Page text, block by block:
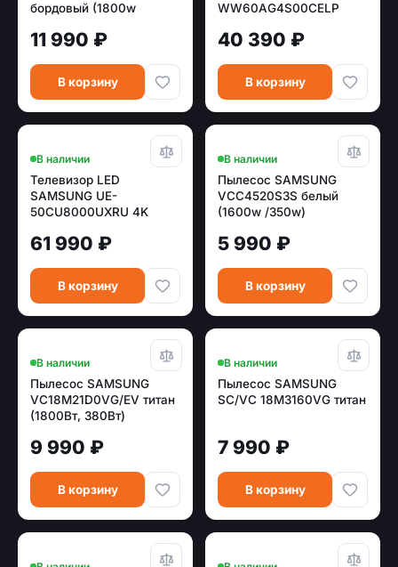
бордовый (1800w
11 990 ₽
В корзину
WW60AG4S00CELP
40 390 ₽
В корзину
В наличии
Телевизор LED
SAMSUNG UE-
50CU8000UXRU 4K
61 990 ₽
В корзину
В наличии
Пылесос SAMSUNG
VCC4520S3S белый
(1600w /350w)
5 990 ₽
В корзину
В наличии
Пылесос SAMSUNG
VC18M21D0VG/EV титан
(1800Вт, 380Вт)
9 990 ₽
В корзину
В наличии
Пылесос SAMSUNG
SC/VC 18M3160VG титан
7 990 ₽
В корзину